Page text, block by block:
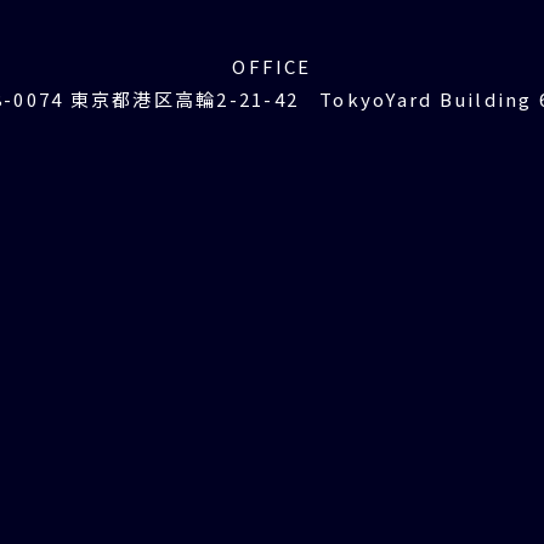
OFFICE
0074 東京都港区高輪2-21-42 TokyoYard Building